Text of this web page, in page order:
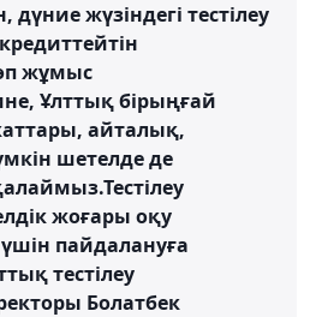
дүние жүзіндегі тестілеу
жұмыс
Ұлттық бірыңғай
айталық,
шетелде де
жоғары оқу
пайдалануға
тестілеу
Болатбек